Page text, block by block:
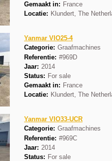
Gemaakt in: France
Locatie: Klundert, The
Yanmar VIO25-4
Categorie: Graafmachines
Referentie: #969D
Jaar: 2014
Status: For sale
Gemaakt in: France
Locatie: Klundert, The
Yanmar VIO33-UCR
Categorie: Graafmachines
Referentie: #969C
Jaar: 2014
Status: For sale